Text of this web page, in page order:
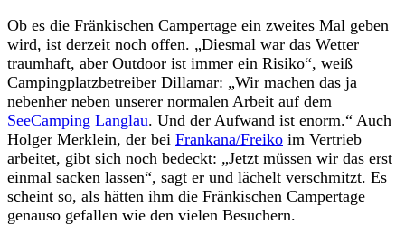
Ob es die Fränkischen Campertage ein zweites Mal geben
wird, ist derzeit noch offen. „Diesmal war das Wetter
traumhaft, aber Outdoor ist immer ein Risiko“, weiß
Campingplatzbetreiber Dillamar: „Wir machen das ja
nebenher neben unserer normalen Arbeit auf dem
SeeCamping Langlau. Und der Aufwand ist enorm.“ Auch
Holger Merklein, der bei Frankana/Freiko im Vertrieb
arbeitet, gibt sich noch bedeckt: „Jetzt müssen wir das erst
einmal sacken lassen“, sagt er und lächelt verschmitzt. Es
scheint so, als hätten ihm die Fränkischen Campertage
genauso gefallen wie den vielen Besuchern.